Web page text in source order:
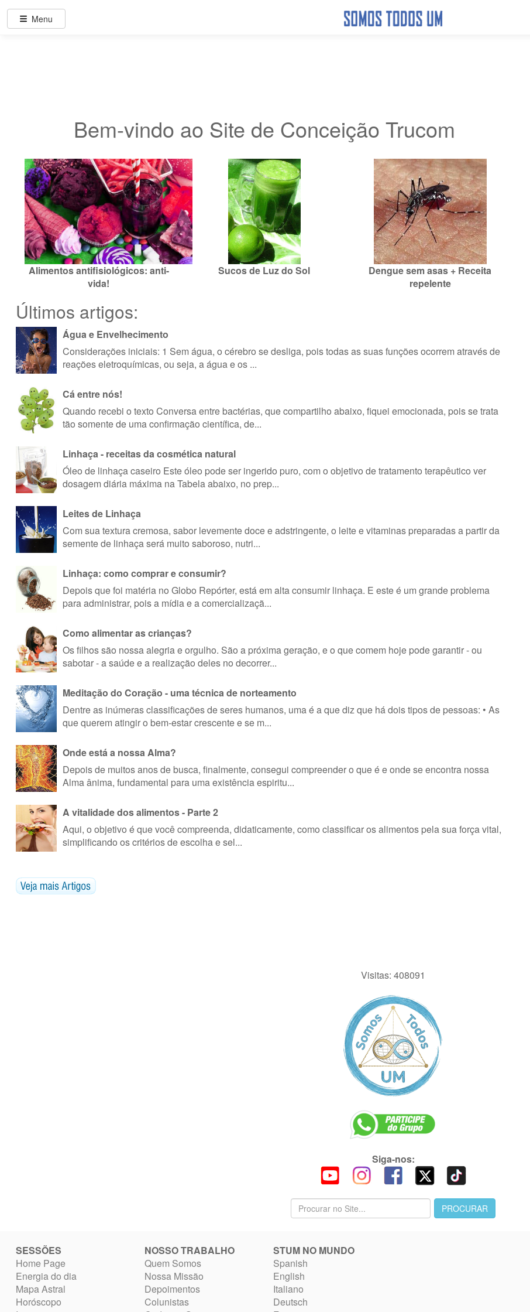
Bem-vindo ao Site de Conceição Trucom
Alimentos antifisiológicos: anti-
vida!
Sucos de Luz do Sol
Dengue sem asas + Receita
repelente
Últimos artigos:
Água e Envelhecimento
Considerações iniciais: 1 Sem água, o cérebro se desliga, pois todas as suas funções ocorrem através de
reações eletroquímicas, ou seja, a água e os ...
Cá entre nós!
Quando recebi o texto Conversa entre bactérias, que compartilho abaixo, fiquei emocionada, pois se trata
tão somente de uma confirmação científica, de...
Linhaça - receitas da cosmética natural
Óleo de linhaça caseiro Este óleo pode ser ingerido puro, com o objetivo de tratamento terapêutico ver
dosagem diária máxima na Tabela abaixo, no prep...
Leites de Linhaça
Com sua textura cremosa, sabor levemente doce e adstringente, o leite e vitaminas preparadas a partir da
semente de linhaça será muito saboroso, nutri...
Linhaça: como comprar e consumir?
Depois que foi matéria no Globo Repórter, está em alta consumir linhaça. E este é um grande problema
para administrar, pois a mídia e a comercializaçã...
Como alimentar as crianças?
Os filhos são nossa alegria e orgulho. São a próxima geração, e o que comem hoje pode garantir - ou
sabotar - a saúde e a realização deles no decorrer...
Meditação do Coração - uma técnica de norteamento
Dentre as inúmeras classificações de seres humanos, uma é a que diz que há dois tipos de pessoas: • As
que querem atingir o bem-estar crescente e se m...
Onde está a nossa Alma?
Depois de muitos anos de busca, finalmente, consegui compreender o que é e onde se encontra nossa
Alma ânima, fundamental para uma existência espiritu...
A vitalidade dos alimentos - Parte 2
Aqui, o objetivo é que você compreenda, didaticamente, como classificar os alimentos pela sua força vital,
simplificando os critérios de escolha e sel...
Visitas: 408091
Siga-nos:
SESSÕES
Home Page
Energia do dia
Mapa Astral
Horóscopo
NOSSO TRABALHO
Quem Somos
Nossa Missão
Depoimentos
Colunistas
STUM NO MUNDO
Spanish
English
Italiano
Deutsch
Menu